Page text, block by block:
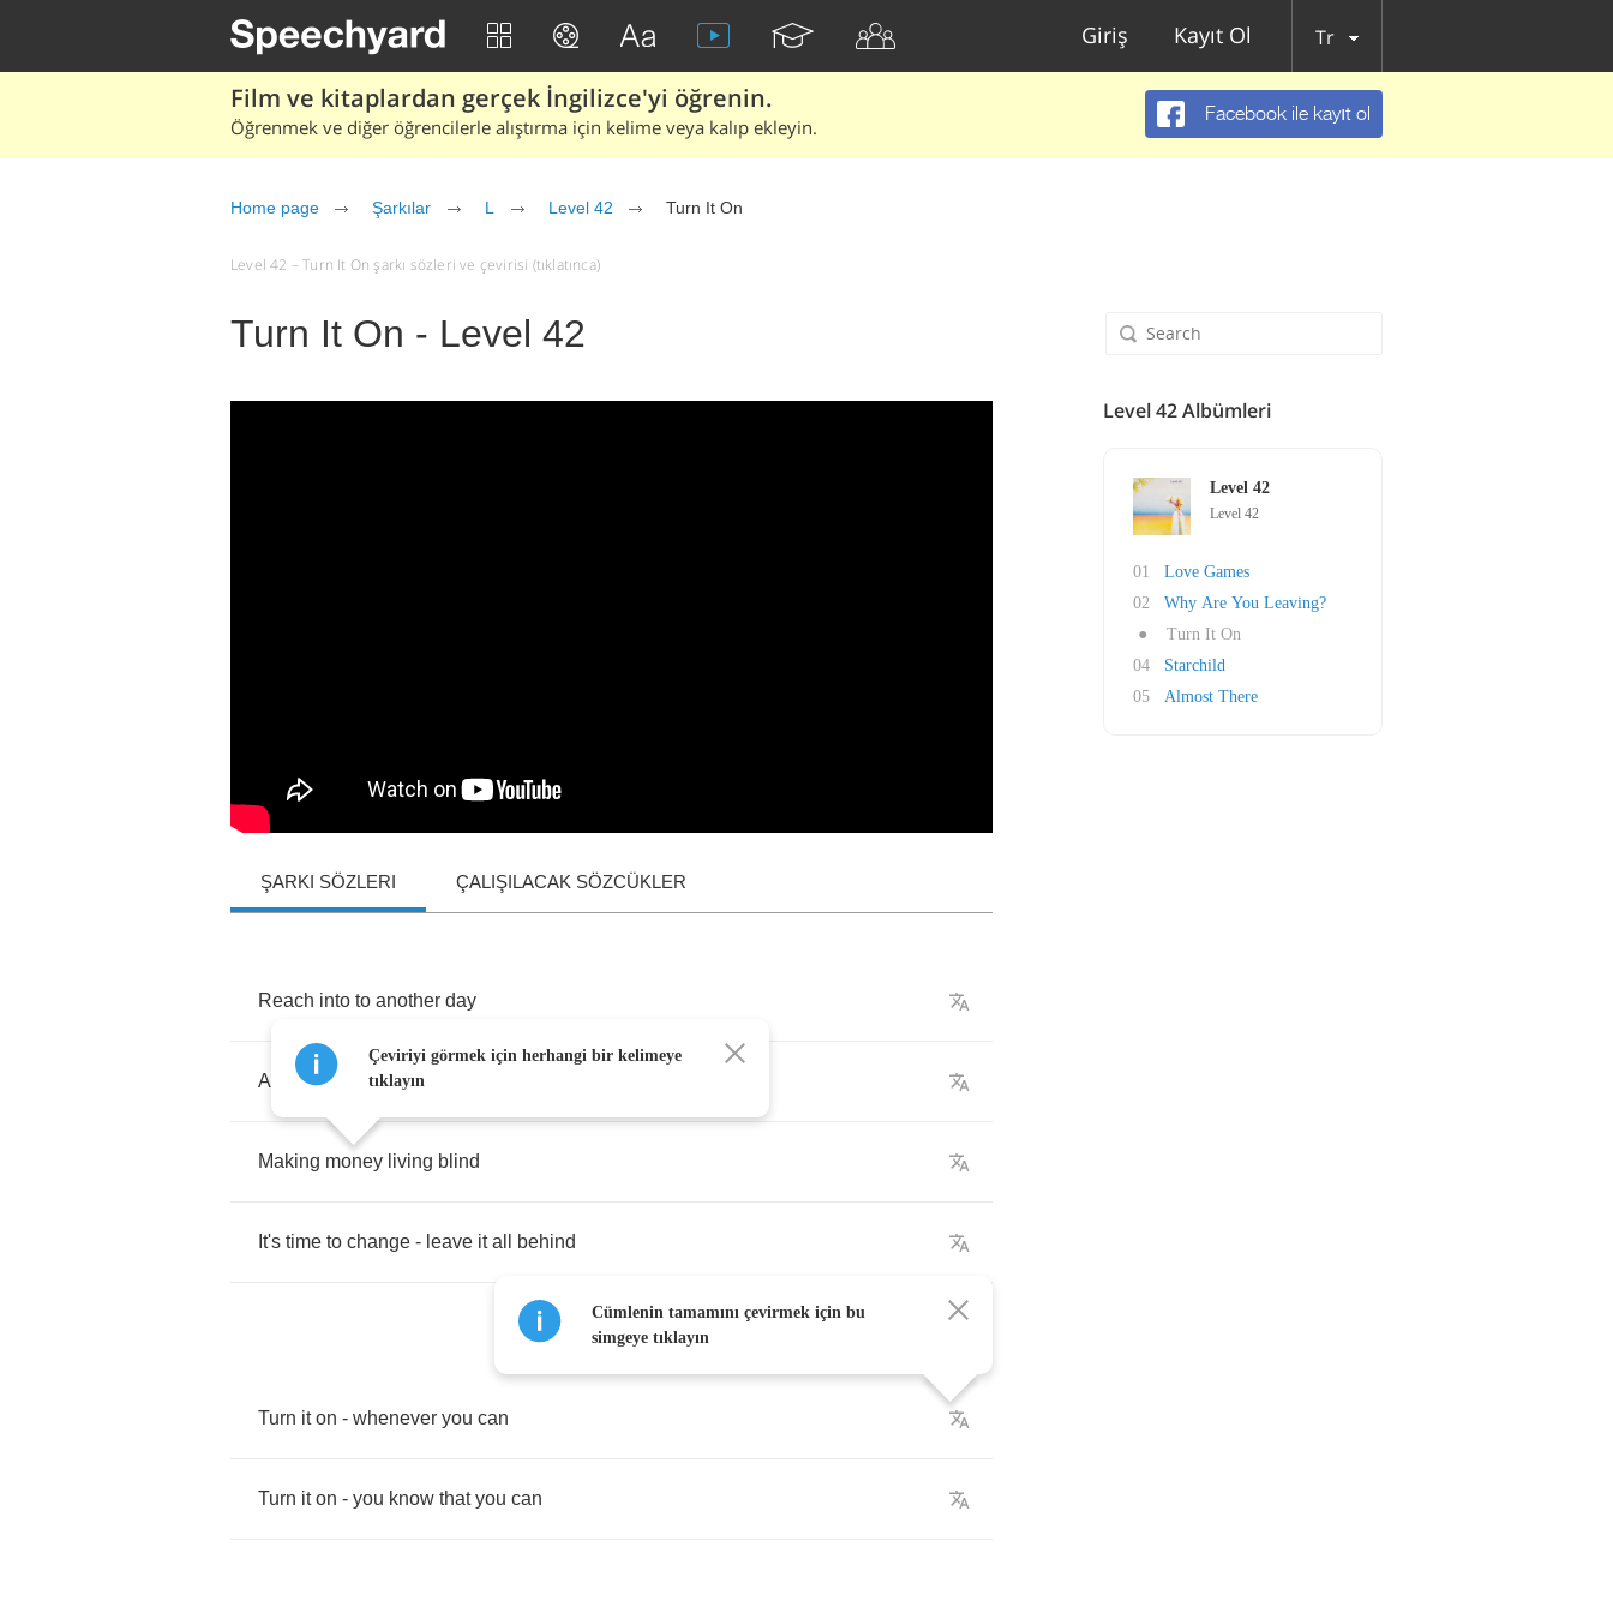
Giriş Kayıt Ol Tr
Film ve kitaplardan gerçek İngilizce'yi öğrenin.
Öğrenmek ve diğer öğrencilerle alıştırma için kelime veya kalıp ekleyin.
Facebook ile kayıt ol
Home page Şarkılar L Level 42 Turn It On
Level 42 – Turn It On şarkı sözleri ve çevirisi (tıklatınca)
Turn It On - Level 42
ŞARKI SÖZLERI ÇALIŞILACAK SÖZCÜKLER
Reach into to another day
And the world is just
Making money living blind
It's time to change - leave it all behind
Turn it on - whenever you can
Turn it on - you know that you can
Çeviriyi görmek için herhangi bir kelimeye
tıklayın
Cümlenin tamamını çevirmek için bu
simgeye tıklayın
Level 42 Albümleri
Level 42
Level 42
01
Love Games
02
Why Are You Leaving?
●
Turn It On
04
Starchild
05
Almost There